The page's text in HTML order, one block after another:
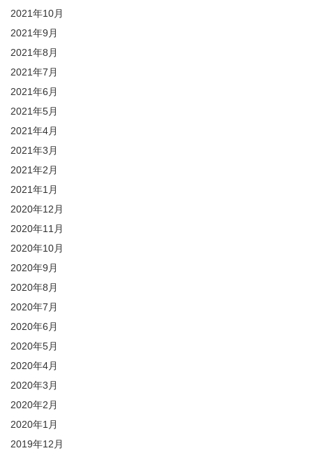
2021年10月
2021年9月
2021年8月
2021年7月
2021年6月
2021年5月
2021年4月
2021年3月
2021年2月
2021年1月
2020年12月
2020年11月
2020年10月
2020年9月
2020年8月
2020年7月
2020年6月
2020年5月
2020年4月
2020年3月
2020年2月
2020年1月
2019年12月